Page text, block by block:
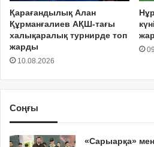
Қарағандылық Алан
Құрманғалиев АҚШ-тағы
халықаралық турнирде топ
жарды
10.08.2026
Соңғы
«Сарыарқа»